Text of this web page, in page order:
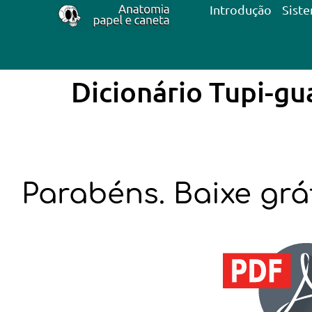
Introdução
Dicionário Tupi-
Parabéns. Baixe